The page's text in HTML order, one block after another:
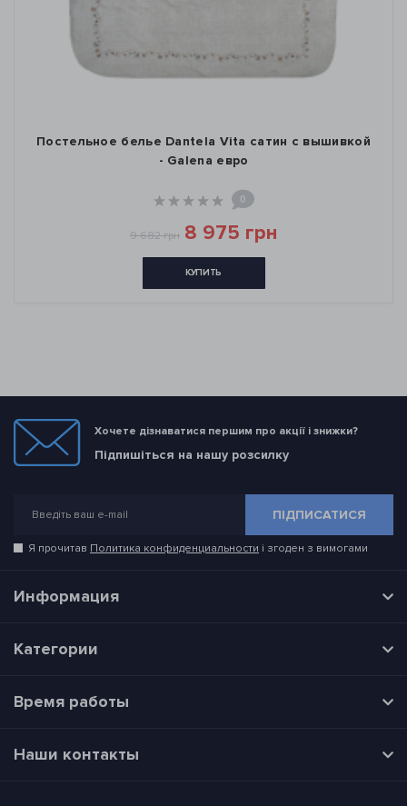
Постельное белье Dantela Vita сатин с вышивкой
- Galena евро
0
9 682 грн 8 975 грн
КУПИТЬ
Хочете дізнаватися першим про акції і знижки?
Підпишіться на нашу розсилку
ПІДПИСАТИСЯ
Я прочитав Политика конфиденциальности і згоден з вимогами
Информация
Категории
Время работы
Наши контакты